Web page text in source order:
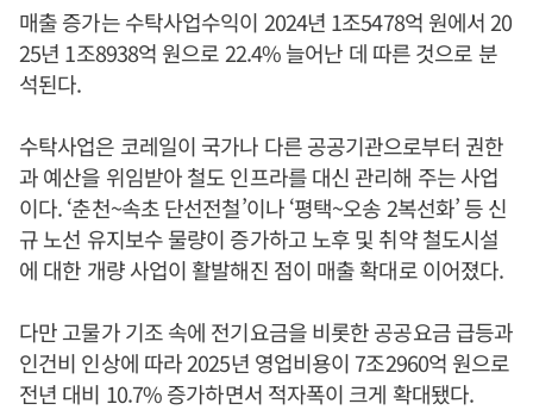
매출 증가는 수탁사업수익이 2024년 1조5478억 원에서 20
25년 1조8938억 원으로 22.4% 늘어난 데 따른 것으로 분
석된다.
수탁사업은 코레일이 국가나 다른 공공기관으로부터 권한
과 예산을 위임받아 철도 인프라를 대신 관리해 주는 사업
이다. ‘춘천~속초 단선전철’이나 ‘평택~오송 2복선화’ 등 신
규 노선 유지보수 물량이 증가하고 노후 및 취약 철도시설
에 대한 개량 사업이 활발해진 점이 매출 확대로 이어졌다.
다만 고물가 기조 속에 전기요금을 비롯한 공공요금 급등과
인건비 인상에 따라 2025년 영업비용이 7조2960억 원으로
전년 대비 10.7% 증가하면서 적자폭이 크게 확대됐다.